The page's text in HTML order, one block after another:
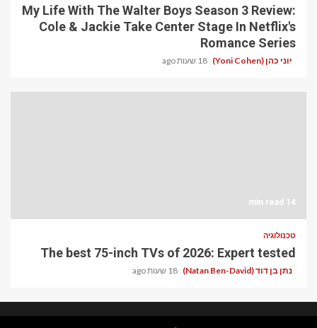
My Life With The Walter Boys Season 3 Review:
Cole & Jackie Take Center Stage In Netflix's
Romance Series
יוני כהן (Yoni Cohen) 18 שעות ago
14 min read
טכנולוגיה
The best 75-inch TVs of 2026: Expert tested
נתן בן דוד (Natan Ben-David) 18 שעות ago